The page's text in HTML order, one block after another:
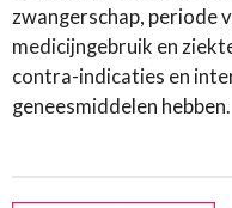
zwangerschap, periode
medicijngebruik en
contra-indicaties en
geneesmiddelen hebben.